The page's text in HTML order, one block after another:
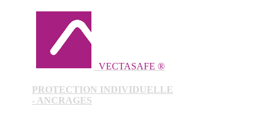
VECTASAFE ®
PROTECTION INDIVIDUELLE
- ANCRAGES